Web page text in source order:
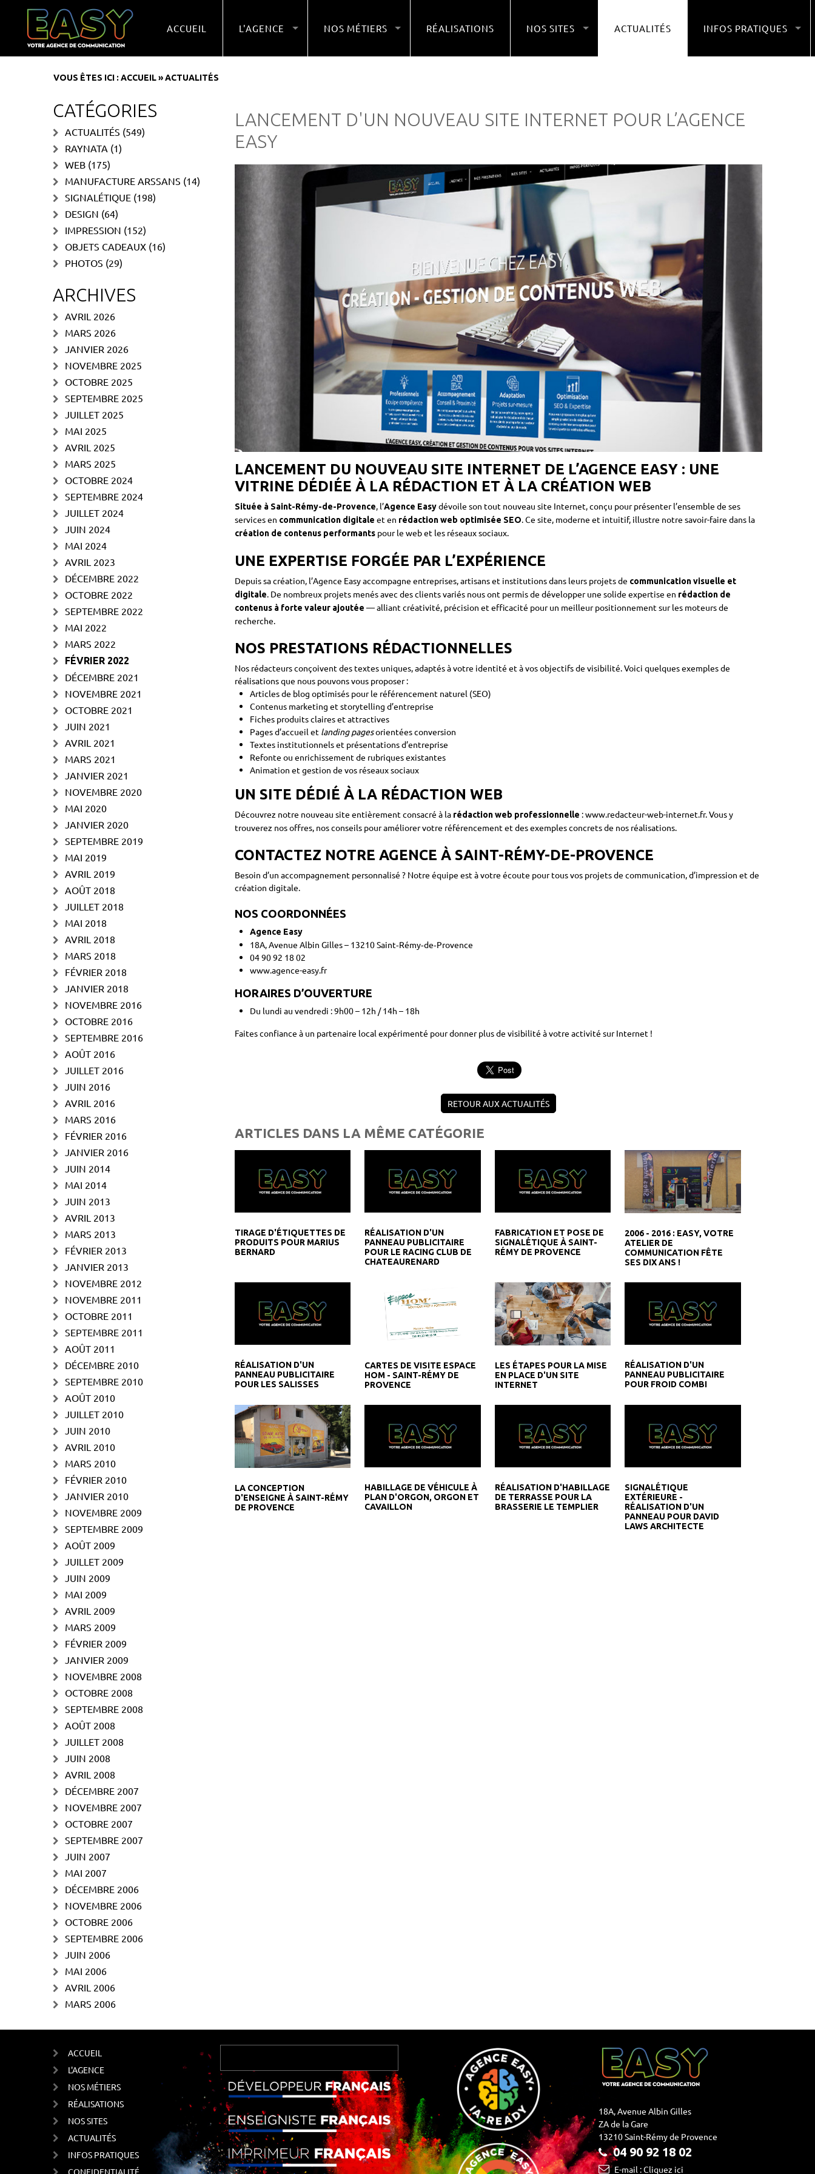
ACCUEIL L'AGENCE NOS MÉTIERS RÉALISATIONS NOS SITES ACTUALITÉS INFOS PRATIQUES
VOUS ÊTES ICI : ACCUEIL»ACTUALITÉS
LANCEMENT D'UN NOUVEAU SITE INTERNET POUR L’AGENCE
EASY
LANCEMENT DU NOUVEAU SITE INTERNET DE L’AGENCE EASY : UNE
VITRINE DÉDIÉE À LA RÉDACTION ET À LA CRÉATION WEB
Située à Saint-Rémy-de-Provence, l’Agence Easydévoile son tout nouveau site Internet, conçu pour présenter l’ensemble de ses
services en communication digitale et en rédaction web optimisée SEO. Ce site, moderne et intuitif, illustre notre savoir-faire dans la
création de contenus performants pour le web et les réseaux sociaux.
UNE EXPERTISE FORGÉE PAR L’EXPÉRIENCE
Depuis sa création, l’Agence Easy accompagne entreprises, artisans et institutions dans leurs projets de communication visuelle et
digitale. De nombreux projets menés avec des clients variés nous ont permis de développer une solide expertise en rédaction de
contenus à forte valeur ajoutée — alliant créativité, précision et efficacité pour un meilleur positionnement sur les moteurs de
recherche.
NOS PRESTATIONS RÉDACTIONNELLES
Nos rédacteurs conçoivent des textes uniques, adaptés à votre identité et à vos objectifs de visibilité. Voici quelques exemples de
réalisations que nous pouvons vous proposer :
Articles de blog optimisés pour le référencement naturel (SEO)
Contenus marketing et storytelling d’entreprise
Fiches produits claires et attractives
Pages d’accueil et landing pagesorientées conversion
Textes institutionnels et présentations d’entreprise
Refonte ou enrichissement de rubriques existantes
Animation et gestion de vos réseaux sociaux
UN SITE DÉDIÉ À LA RÉDACTION WEB
Découvrez notre nouveau site entièrement consacré à la rédaction web professionnelle :www.redacteur-web-internet.fr. Vous y
trouverez nos offres, nos conseils pour améliorer votre référencement et des exemples concrets de nos réalisations.
CONTACTEZ NOTRE AGENCE À SAINT-RÉMY-DE-PROVENCE
Besoin d’un accompagnement personnalisé ? Notre équipe est à votre écoute pour tous vos projets de communication, d’impression et de
création digitale.
NOS COORDONNÉES
Agence Easy
18A, Avenue Albin Gilles – 13210 Saint‑Rémy‑de‑Provence
04 90 92 18 02
www.agence-easy.fr
HORAIRES D’OUVERTURE
Du lundi au vendredi : 9h00 – 12h / 14h – 18h
Faites confiance à un partenaire local expérimenté pour donner plus de visibilité à votre activité sur Internet !
RETOUR AUX ACTUALITÉS
ARTICLES DANS LA MÊME CATÉGORIE
TIRAGE D'ÉTIQUETTES DE
PRODUITS POUR MARIUS
BERNARD
RÉALISATION D'UN
PANNEAU PUBLICITAIRE
POUR LE RACING CLUB DE
CHATEAURENARD
FABRICATION ET POSE DE
SIGNALÉTIQUE À SAINT-
RÉMY DE PROVENCE
2006 - 2016 : EASY, VOTRE
ATELIER DE
COMMUNICATION FÊTE
SES DIX ANS !
RÉALISATION D'UN
PANNEAU PUBLICITAIRE
POUR LES SALISSES
CARTES DE VISITE ESPACE
HOM - SAINT-RÉMY DE
PROVENCE
LES ÉTAPES POUR LA MISE
EN PLACE D'UN SITE
INTERNET
RÉALISATION D'UN
PANNEAU PUBLICITAIRE
POUR FROID COMBI
LA CONCEPTION
D'ENSEIGNE À SAINT-RÉMY
DE PROVENCE
HABILLAGE DE VÉHICULE À
PLAN D'ORGON, ORGON ET
CAVAILLON
RÉALISATION D'HABILLAGE
DE TERRASSE POUR LA
BRASSERIE LE TEMPLIER
SIGNALÉTIQUE
EXTÉRIEURE -
RÉALISATION D'UN
PANNEAU POUR DAVID
LAWS ARCHITECTE
CATÉGORIES
ACTUALITÉS (549)
RAYNATA (1)
WEB (175)
MANUFACTURE ARSSANS (14)
SIGNALÉTIQUE (198)
DESIGN (64)
IMPRESSION (152)
OBJETS CADEAUX (16)
PHOTOS (29)
ARCHIVES
AVRIL 2026
MARS 2026
JANVIER 2026
NOVEMBRE 2025
OCTOBRE 2025
SEPTEMBRE 2025
JUILLET 2025
MAI 2025
AVRIL 2025
MARS 2025
OCTOBRE 2024
SEPTEMBRE 2024
JUILLET 2024
JUIN 2024
MAI 2024
AVRIL 2023
DÉCEMBRE 2022
OCTOBRE 2022
SEPTEMBRE 2022
MAI 2022
MARS 2022
FÉVRIER 2022
DÉCEMBRE 2021
NOVEMBRE 2021
OCTOBRE 2021
JUIN 2021
AVRIL 2021
MARS 2021
JANVIER 2021
NOVEMBRE 2020
MAI 2020
JANVIER 2020
SEPTEMBRE 2019
MAI 2019
AVRIL 2019
AOÛT 2018
JUILLET 2018
MAI 2018
AVRIL 2018
MARS 2018
FÉVRIER 2018
JANVIER 2018
NOVEMBRE 2016
OCTOBRE 2016
SEPTEMBRE 2016
AOÛT 2016
JUILLET 2016
JUIN 2016
AVRIL 2016
MARS 2016
FÉVRIER 2016
JANVIER 2016
JUIN 2014
MAI 2014
JUIN 2013
AVRIL 2013
MARS 2013
FÉVRIER 2013
JANVIER 2013
NOVEMBRE 2012
NOVEMBRE 2011
OCTOBRE 2011
SEPTEMBRE 2011
AOÛT 2011
DÉCEMBRE 2010
SEPTEMBRE 2010
AOÛT 2010
JUILLET 2010
JUIN 2010
AVRIL 2010
MARS 2010
FÉVRIER 2010
JANVIER 2010
NOVEMBRE 2009
SEPTEMBRE 2009
AOÛT 2009
JUILLET 2009
JUIN 2009
MAI 2009
AVRIL 2009
MARS 2009
FÉVRIER 2009
JANVIER 2009
NOVEMBRE 2008
OCTOBRE 2008
SEPTEMBRE 2008
AOÛT 2008
JUILLET 2008
JUIN 2008
AVRIL 2008
DÉCEMBRE 2007
NOVEMBRE 2007
OCTOBRE 2007
SEPTEMBRE 2007
JUIN 2007
MAI 2007
DÉCEMBRE 2006
NOVEMBRE 2006
OCTOBRE 2006
SEPTEMBRE 2006
JUIN 2006
MAI 2006
AVRIL 2006
MARS 2006
ACCUEIL
L'AGENCE
NOS MÉTIERS
RÉALISATIONS
NOS SITES
ACTUALITÉS
INFOS PRATIQUES
CONFIDENTIALITÉ
18A, Avenue Albin Gilles
ZA de la Gare
13210 Saint-Rémy de Provence
04 90 92 18 02
E-mail : Cliquez ici